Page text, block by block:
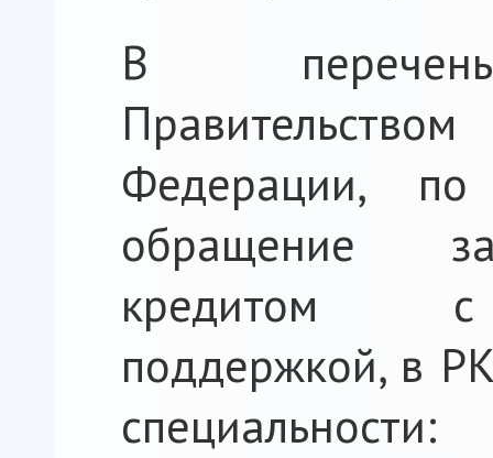
В
Федерации,
обращение
кредитом с
поддержкой, в
специальности: